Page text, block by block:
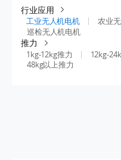
T-MOTOR工业无人机电机
泛应用于各类工业无人机项
卓越动力与性能表现。
行业应用
工业无人机电机 农业
巡检无人机电机
推力
1kg-12kg推力 12kg-
48kg以上推力